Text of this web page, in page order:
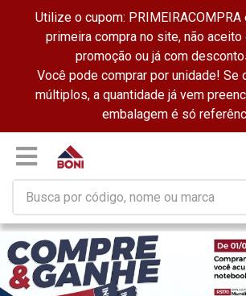
Utilize o cupom: PRIMEIRACOMPRA
primeira compra no site, não
promoção ou já com
Você pode comprar por unidade! Se
múltiplos, a quantidade já vem
embalagem é só